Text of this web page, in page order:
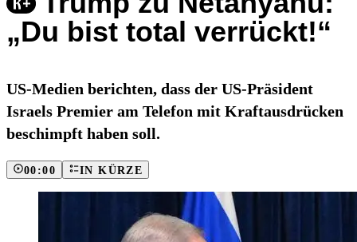
„Du bist total verrückt!“
US-Medien berichten, dass der US-Präsident
Israels Premier am Telefon mit Kraftausdrücken
beschimpft haben soll.
00:00 IN KÜRZE